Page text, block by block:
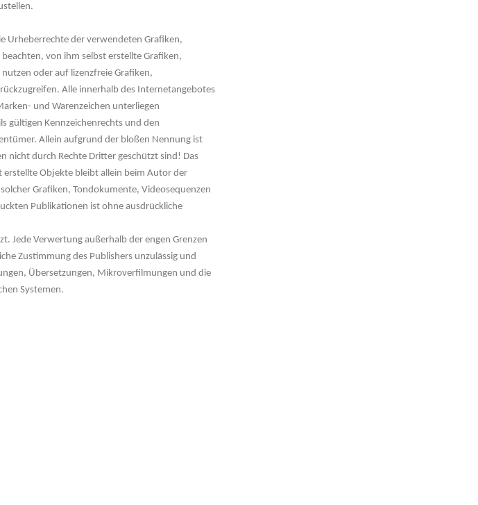
Urheberrechte der verwendeten Grafiken,
von ihm selbst erstellte Grafiken,
oder auf lizenzfreie Grafiken,
Alle innerhalb des Internetangebotes
und Warenzeichen unterliegen
gültigen Kennzeichenrechts und den
Allein aufgrund der bloßen Nennung ist
nicht durch Rechte Dritter geschützt sind! Das
Objekte bleibt allein beim Autor der
Grafiken, Tondokumente, Videosequenzen
Publikationen ist ohne ausdrückliche
Jede Verwertung außerhalb der engen Grenzen
Zustimmung des Publishers unzulässig und
Übersetzungen, Mikroverfilmungen und die
Systemen.